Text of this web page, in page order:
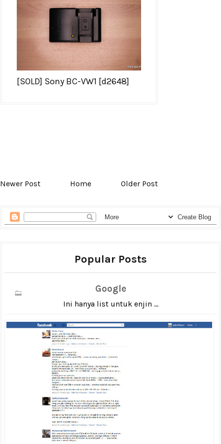
[SOLD] Sony BC-VW1 [d2648]
Newer Post Home Older Post
Popular Posts
Google
Ini hanya list untuk enjin ...